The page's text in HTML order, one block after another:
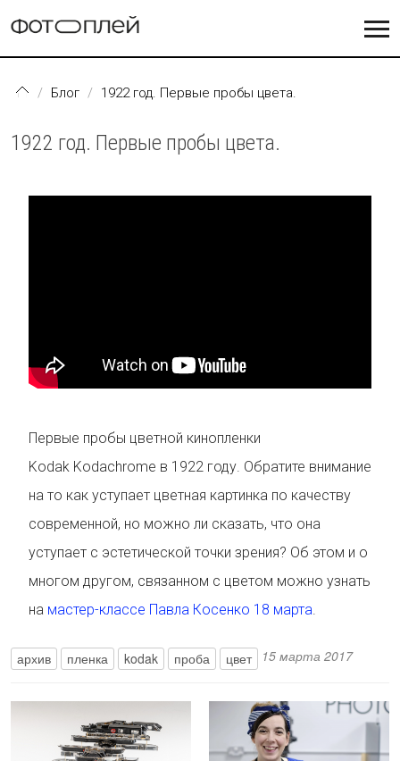
Блог 1922 год. Первые пробы цвета.
1922 год. Первые пробы цвета.
Первые пробы цветной кинопленки
Kodak Kodachrome в 1922 году. Обратите внимание
на то как уступает цветная картинка по качеству
современной, но можно ли сказать, что она
уступает с эстетической точки зрения? Об этом и о
многом другом, связанном с цветом можно узнать
на мастер-классе Павла Косенко 18 марта.
архив пленка kodak проба цвет 15 марта 2017